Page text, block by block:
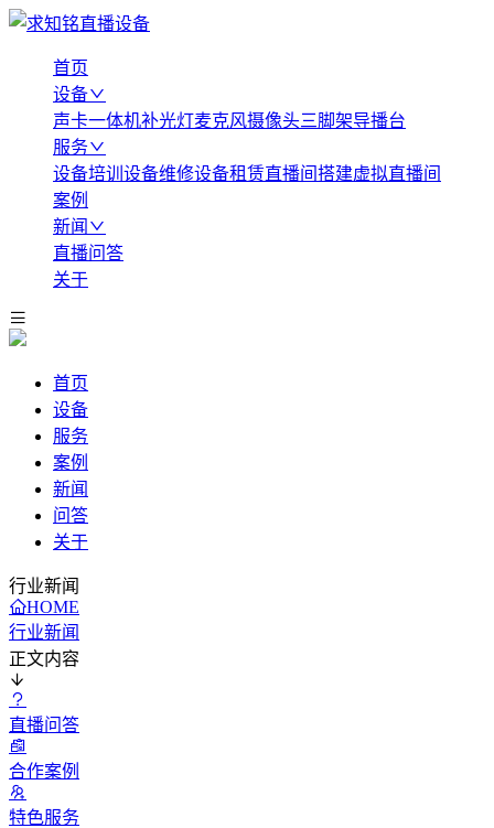
首页
设备
声卡一体机补光灯麦克风摄像头三脚架导播台
服务
设备培训 设备维修设备租赁直播间搭建虚拟直播间
案例
新闻
直播问答
关于
首页
设备
服务
案例
新闻
问答
关于
行业新闻
HOME
行业新闻
正文内容
直播问答
合作案例
特色服务